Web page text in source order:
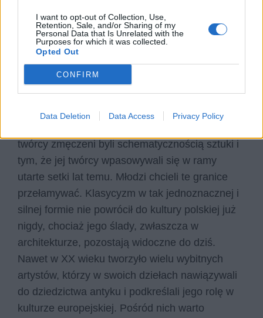
I want to opt-out of Collection, Use,
Retention, Sale, and/or Sharing of my
Personal Data that Is Unrelated with the
Purposes for which it was collected.
Opted Out
CONFIRM
Data Deletion Data Access Privacy Policy
Późniejsze formy klasycyzmu
Symboliczny kres tendencjom klasycystycznym
przyniósł spór klasyków z romantykami, który
odbył się w Polsce na początku XIX wieku, a
który był echem podobnych, nieco
twórcy zmęczeni byli schematycznością sztuki i
tym, że jej twórcy wpasowywali się w ramy
utarte setki lat temu. Młodzi chcieli te granice
przełamywać. Klasycyzm w tak jednoznacznej i
silnej formie nie powrócił do kultury polskiej już
nigdy, chociaż jego ślady, zwłaszcza w
architekturze, pozostają widoczne do dziś.
Nawet w XX wieku tworzyło wielu wybitnych
artystów, którzy w swoich dziełach nawiązywali
do dziedzictwa antyku i podkreślali jego rolę w
kulturze europejskiej. Pośród nich warto